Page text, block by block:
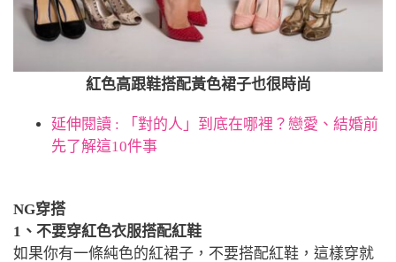
紅色高跟鞋搭配黃色裙子也很時尚
延伸閱讀 : 「對的人」到底在哪裡？戀愛、結婚前
先了解這10件事
NG穿搭
1、不要穿紅色衣服搭配紅鞋
如果你有一條純色的紅裙子，不要搭配紅鞋，這樣穿就